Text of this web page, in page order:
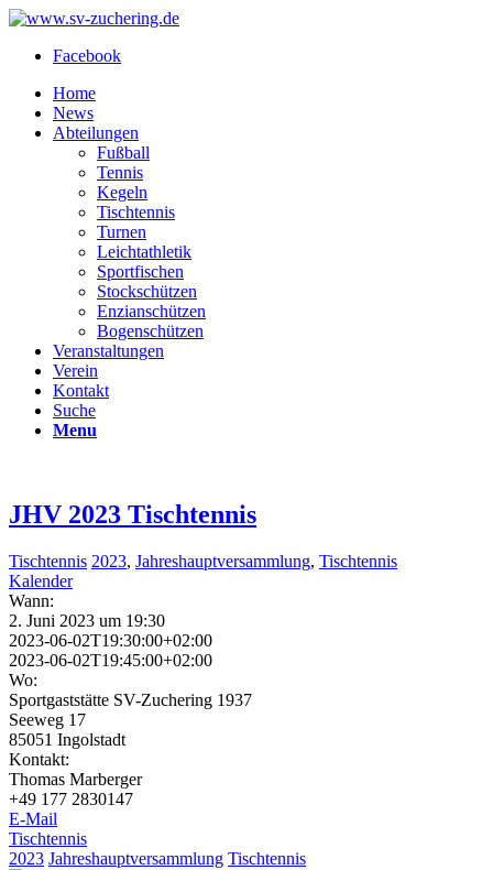
Facebook
Home
News
Abteilungen
Fußball
Tennis
Kegeln
Tischtennis
Turnen
Leichtathletik
Sportfischen
Stockschützen
Enzianschützen
Bogenschützen
Veranstaltungen
Verein
Kontakt
Suche
Menu
JHV 2023 Tischtennis
Tischtennis 2023, Jahreshauptversammlung, Tischtennis
Kalender
Wann:
2. Juni 2023 um 19:30
2023-06-02T19:30:00+02:00
2023-06-02T19:45:00+02:00
Wo:
Sportgaststätte SV-Zuchering 1937
Seeweg 17
85051 Ingolstadt
Kontakt:
Thomas Marberger
+49 177 2830147
E-Mail
Tischtennis
2023 Jahreshauptversammlung Tischtennis